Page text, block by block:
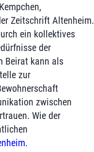
Zeitschrift Altenheim.
ein kollektives
der
Beirat kann als
zur
zwischen
Wie der